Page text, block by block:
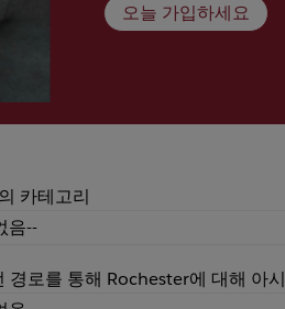
오늘 가입하세요
카테고리
카테고리
경로를 통해 Rochester에 대해 아
경로를 통해 Rochester에 대해 아시